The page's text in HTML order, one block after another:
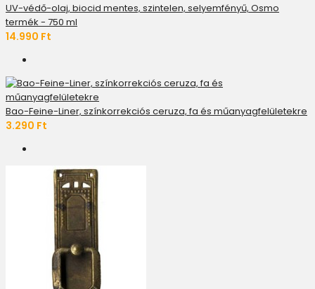
UV-védő-olaj, biocid mentes, szintelen, selyemfényű, Osmo
termék - 750 ml
14.990 Ft
Bao-Feine-Liner, színkorrekciós ceruza, fa és műanyagfelületekre
3.290 Ft